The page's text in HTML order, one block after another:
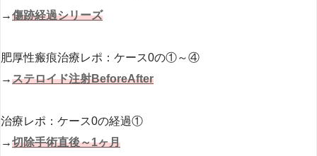
→傷跡経過シリーズ
肥厚性瘢痕治療レポ：ケース0の①～④
→ステロイド注射BeforeAfter
治療レポ：ケース0の経過①
→切除手術直後～1ヶ月